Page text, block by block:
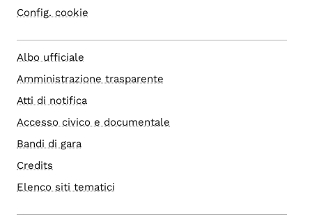
Config. cookie
Albo ufficiale
Amministrazione trasparente
Atti di notifica
Accesso civico e documentale
Bandi di gara
Credits
Elenco siti tematici